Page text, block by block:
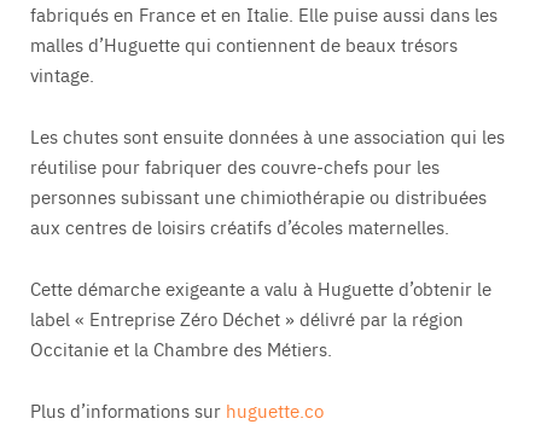
fabriqués en France et en Italie. Elle puise aussi dans les
malles d’Huguette qui contiennent de beaux trésors
vintage.
Les chutes sont ensuite données à une association qui les
réutilise pour fabriquer des couvre-chefs pour les
personnes subissant une chimiothérapie ou distribuées
aux centres de loisirs créatifs d’écoles maternelles.
Cette démarche exigeante a valu à Huguette d’obtenir le
label « Entreprise Zéro Déchet » délivré par la région
Occitanie et la Chambre des Métiers.
Plus d’informations sur huguette.co